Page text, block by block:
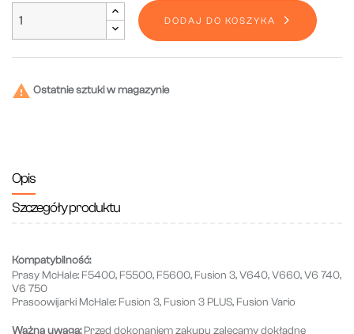
DODAJ DO KOSZYKA
 Ostatnie sztuki w magazynie
Opis
Szczegóły produktu
Kompatybilność:
Prasy McHale: F5400, F5500, F5600, Fusion 3, V640, V660, V6 740,
V6 750
Prasoowijarki McHale: Fusion 3, Fusion 3 PLUS, Fusion Vario
Ważna uwaga:Przed dokonaniem zakupu zalecamy dokładne